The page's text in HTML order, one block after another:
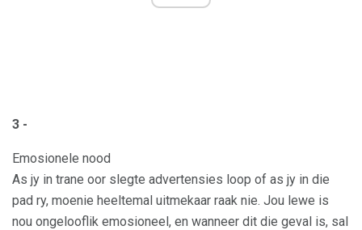
3 -
Emosionele nood
As jy in trane oor slegte advertensies loop of as jy in die
pad ry, moenie heeltemal uitmekaar raak nie. Jou lewe is
nou ongelooflik emosioneel, en wanneer dit die geval is, sal